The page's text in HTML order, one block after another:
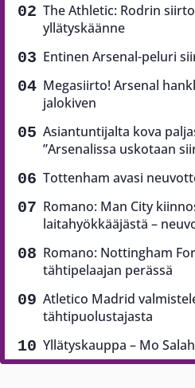
The Athletic: Rodrin
yllätyskäänne
Entinen Arsenal-peluri
Megasiirto! Arsenal
jalokiven
Asiantuntijalta kova
”Arsenalissa uskotaan
Tottenham avasi
Romano: Man City
laitahyökkääjästä –
Romano: Nottingham
tähtipelaajan perässä
Atletico Madrid
tähtipuolustajasta
Yllätyskauppa – Mo